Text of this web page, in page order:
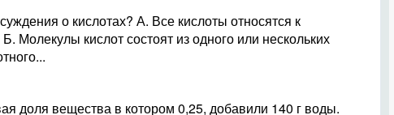
о кислотах? А. Все кислоты относятся к
Молекулы кислот состоят из одного или нескольких
доля вещества в котором 0,25, добавили 140 г воды.